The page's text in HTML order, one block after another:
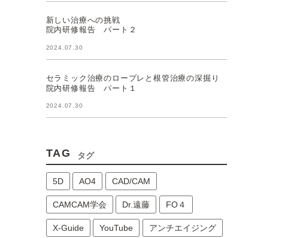
新しい治療への挑戦
院内研修報告 パート２
2024.07.30
セラミック治療のロープレと根管治療の深掘り
院内研修報告 パート１
2024.07.30
TAG タグ
5D AO4 CAD/CAM
CAMCAM学会 Dr.遠藤 FO４
X-Guide YouTube アンチエイジング